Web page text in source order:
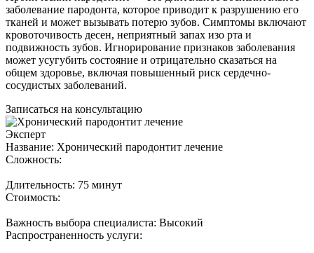
заболевание пародонта, которое приводит к разрушению его
тканей и может вызывать потерю зубов. Симптомы включают
кровоточивость десен, неприятный запах изо рта и
подвижность зубов. Игнорирование признаков заболевания
может усугубить состояние и отрицательно сказаться на
общем здоровье, включая повышенный риск сердечно-
сосудистых заболеваний.
Записаться на консультацию
Эксперт
Название: Хронический пародонтит лечение
Сложность:
Длительность: 75 минут
Стоимость:
Важность выбора специалиста: Высокий
Распространенность услуги: